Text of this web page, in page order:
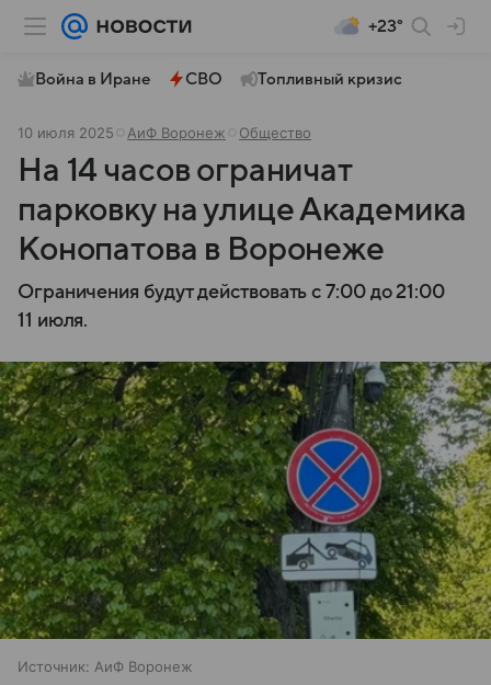
+23°
Война в Иране СВО Топливный кризис
10 июля 2025 АиФ Воронеж Общество
На 14 часов ограничат
парковку на улице Академика
Конопатова в Воронеже
Ограничения будут действовать с 7:00 до 21:00
11 июля.
Источник: АиФ Воронеж